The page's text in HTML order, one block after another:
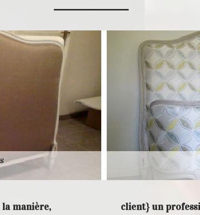
la manière,
client} un